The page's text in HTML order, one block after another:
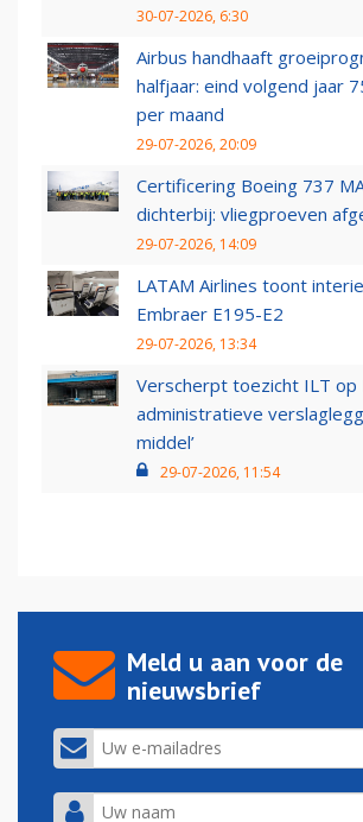
30-07-2026, 6:30
Airbus handhaaft
halfjaar: eind volgend jaar
per maand
29-07-2026, 20:09
Certificering Boeing 737
dichterbij: vliegproeven
29-07-2026, 14:09
LATAM Airlines toont
Embraer E195-E2
29-07-2026, 13:34
Verscherpt toezicht ILT op
administratieve
middel’
29-07-2026, 11:54
Meld u aan voor de
nieuwsbrief